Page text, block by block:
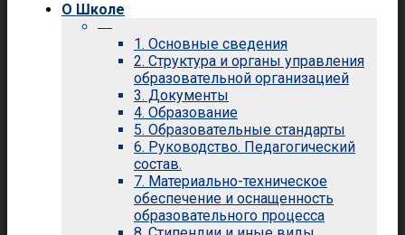
О Школе
—
1. Основные сведения
2. Структура и органы управления
образовательной организацией
3. Документы
4. Образование
5. Образовательные стандарты
6. Руководство. Педагогический
состав.
7. Материально-техническое
обеспечение и оснащенность
образовательного процесса